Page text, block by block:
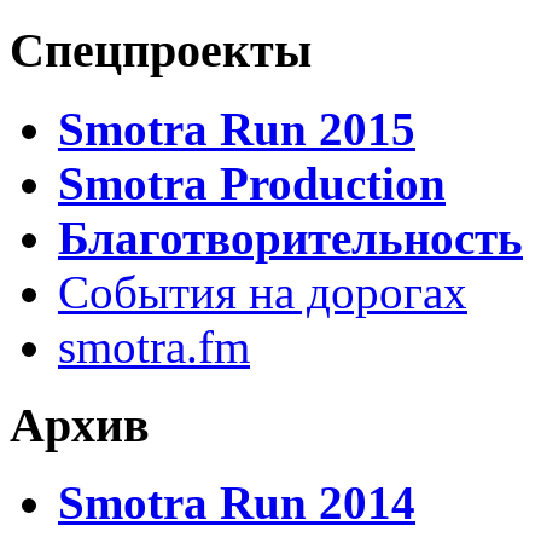
Спецпроекты
Smotra Run 2015
Smotra Production
Благотворительность
События на дорогах
smotra.fm
Архив
Smotra Run 2014